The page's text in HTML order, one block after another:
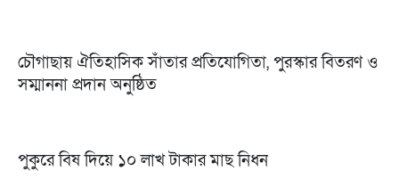
চৌগাছায় ঐতিহাসিক সাঁতার প্রতিযোগিতা, পুরস্কার বিতরণ ও
সম্মাননা প্রদান অনুষ্ঠিত
পুকুরে বিষ দিয়ে ১০ লাখ টাকার মাছ নিধন